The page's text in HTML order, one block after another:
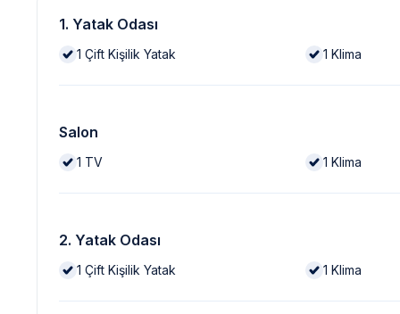
1. Yatak Odası
1 Çift Kişilik Yatak 1 Klima
Salon
1 TV 1 Klima
2. Yatak Odası
1 Çift Kişilik Yatak 1 Klima